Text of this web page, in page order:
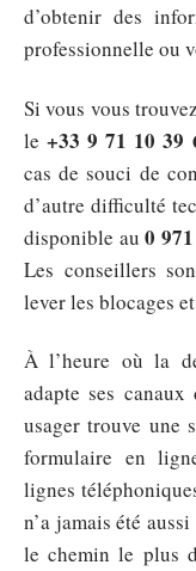
d’obtenir des
professionnelle ou
Si vous vous
le+33 9 71 10 39
cas de souci de
d’autre difficulté
disponible au0
Les conseillers
lever les blocages
À l’heure où la
adapte ses
usager trouve une
formulaire en
lignes
n’a jamais été
le chemin le plus